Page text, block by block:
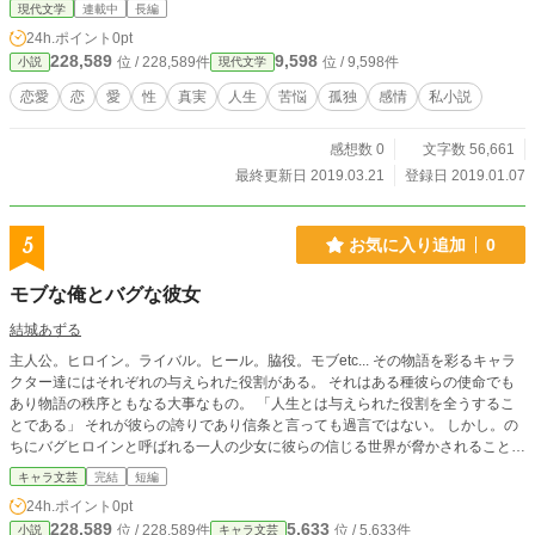
現代文学 連載中 長編
24h.ポイント 0pt
小説 228,589 位 / 228,589件 現代文学 9,598 位 / 9,598件
恋愛 恋 愛 性 真実 人生 苦悩 孤独 感情 私小説
感想数 0
文字数 56,661
最終更新日 2019.03.21
登録日 2019.01.07
5 お気に入り追加 0
モブな俺とバグな彼女
結城あずる
主人公。ヒロイン。ライバル。ヒール。脇役。モブetc... その物語を彩るキャラ
クター達にはそれぞれの与えられた役割がある。 それはある種彼らの使命でも
あり物語の秩序ともなる大事なもの。 「人生とは与えられた役割を全うするこ
とである」 それが彼らの誇りであり信条と言っても過言ではない。 しかし。の
ちにバグヒロインと呼ばれる一人の少女に彼らの信じる世界が脅かされることと
なる。 立ち向かうは出演者全員。 ファンタジーでもなくバトルも無い。でも世
キャラ文芸 完結 短編
24h.ポイント 0pt
小説 228,589 位 / 228,589件 キャラ文芸 5,633 位 / 5,633件